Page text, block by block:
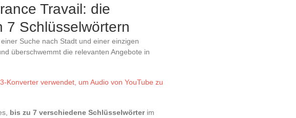
Travail: die
7 Schlüsselwörtern
Suche nach Stadt und einer einzigen
überschwemmt die relevanten Angebote in
Konverter verwendet, um Audio von YouTube zu
bis zu 7 verschiedene Schlüsselwörterim